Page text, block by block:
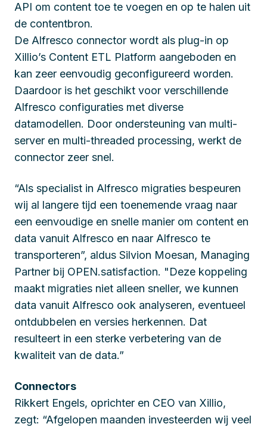
API om content toe te voegen en op te halen uit
de contentbron.
De Alfresco connector wordt als plug-in op
Xillio’s Content ETL Platform aangeboden en
kan zeer eenvoudig geconfigureerd worden.
Daardoor is het geschikt voor verschillende
Alfresco configuraties met diverse
datamodellen. Door ondersteuning van multi-
server en multi-threaded processing, werkt de
connector zeer snel.
“Als specialist in Alfresco migraties bespeuren
wij al langere tijd een toenemende vraag naar
een eenvoudige en snelle manier om content en
data vanuit Alfresco en naar Alfresco te
transporteren”, aldus Silvion Moesan, Managing
Partner bij OPEN.satisfaction. "Deze koppeling
maakt migraties niet alleen sneller, we kunnen
data vanuit Alfresco ook analyseren, eventueel
ontdubbelen en versies herkennen. Dat
resulteert in een sterke verbetering van de
kwaliteit van de data.”
Connectors
Rikkert Engels, oprichter en CEO van Xillio,
zegt: “Afgelopen maanden investeerden wij veel